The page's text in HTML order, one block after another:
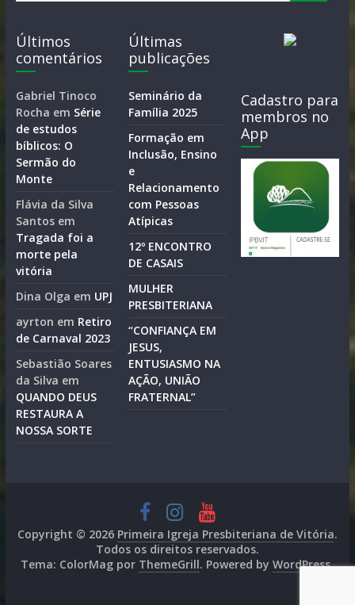
Últimos
comentários
Gabriel Tinoco
Rocha em Série
de estudos
bíblicos: O
Sermão do
Monte
Flávia da Silva
Santosem
Tragada foi a
morte pela
vitória
Dina Olga em UPJ
ayrton em Retiro
de Carnaval 2023
Sebastião Soares
da Silva em
QUANDO DEUS
RESTAURA A
NOSSA SORTE
Últimas
publicações
Seminário da
Família 2025
Formação em
Inclusão, Ensino
e
Relacionamento
com Pessoas
Atípicas
12º ENCONTRO
DE CASAIS
MULHER
PRESBITERIANA
“CONFIANÇA EM
JESUS,
ENTUSIASMO NA
AÇÃO, UNIÃO
FRATERNAL”
Cadastro para
membros no
App
Copyright © 2026 Primeira Igreja Presbiteriana de Vitória.
Todos os direitos reservados.
Tema: ColorMag por ThemeGrill. Powered byWordPress.